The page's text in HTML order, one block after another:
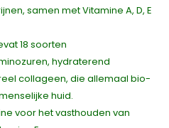
samen met Vitamine A, D, E
18 soorten
hydraterend
collageen, die allemaal bio-
huid.
voor het vasthouden van